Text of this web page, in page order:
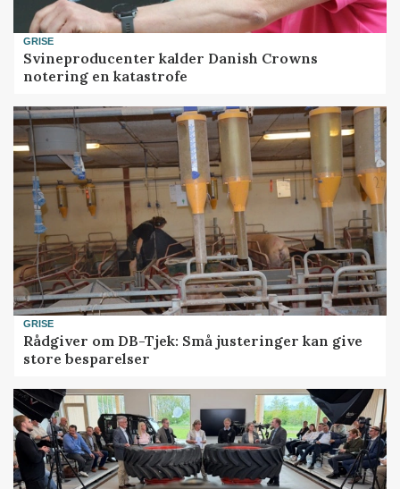
GRISE
Svineproducenter kalder Danish Crowns
notering en katastrofe
GRISE
Rådgiver om DB-Tjek: Små justeringer kan give
store besparelser